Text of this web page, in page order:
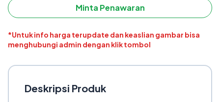
Minta Penawaran
*Untuk info harga terupdate dan keaslian gambar bisa
menghubungi admin dengan klik tombol
Deskripsi Produk